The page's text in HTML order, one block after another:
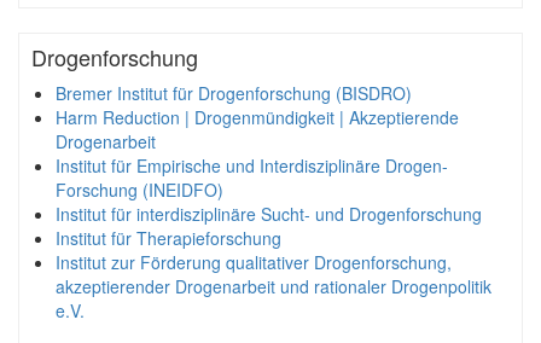
Drogenforschung
Bremer Institut für Drogenforschung (BISDRO)
Harm Reduction | Drogenmündigkeit | Akzeptierende
Drogenarbeit
Institut für Empirische und Interdisziplinäre Drogen-
Forschung (INEIDFO)
Institut für interdisziplinäre Sucht- und Drogenforschung
Institut für Therapieforschung
Institut zur Förderung qualitativer Drogenforschung,
akzeptierender Drogenarbeit und rationaler Drogenpolitik
e.V.